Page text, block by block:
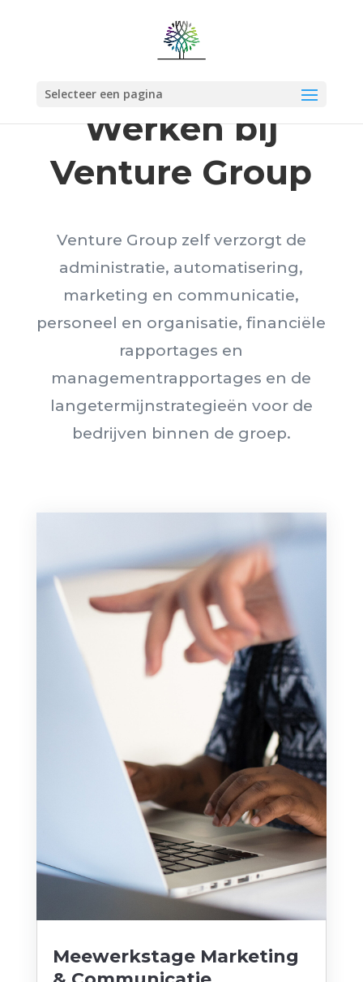
Selecteer een pagina
Werken bij
Venture Group
Venture Group zelf verzorgt de
administratie, automatisering,
marketing en communicatie,
personeel en organisatie, financiële
rapportages en
managementrapportages en de
langetermijnstrategieën voor de
bedrijven binnen de groep.
Meewerkstage Marketing